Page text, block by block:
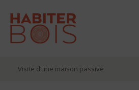
Visite d’une maison passive